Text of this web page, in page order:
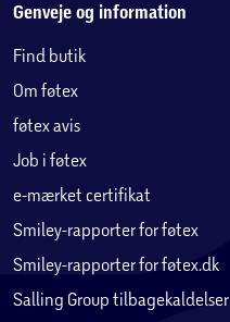
Genveje og information
Find butik
Om føtex
føtex avis
Job i føtex
e-mærket certifikat
Smiley-rapporter for føtex
Smiley-rapporter for føtex.dk
Salling Group tilbagekaldelser